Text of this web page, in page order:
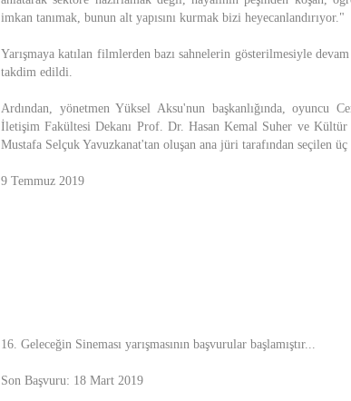
imkan tanımak, bunun alt yapısını kurmak bizi heyecanlandırıyor."
Yarışmaya katılan filmlerden bazı sahnelerin gösterilmesiyle
takdim edildi.
Ardından, yönetmen Yüksel Aksu'nun başkanlığında, oyuncu
İletişim Fakültesi Dekanı Prof. Dr. Hasan Kemal Suher ve Kültür
Mustafa Selçuk Yavuzkanat'tan oluşan ana jüri tarafından seçilen
9 Temmuz 2019
16. Geleceğin Sineması yarışmasının başvurular başlamıştır...
Son Başvuru: 18 Mart 2019